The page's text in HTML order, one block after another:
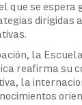
que se espera
dirigidas
la
reafirma su
la